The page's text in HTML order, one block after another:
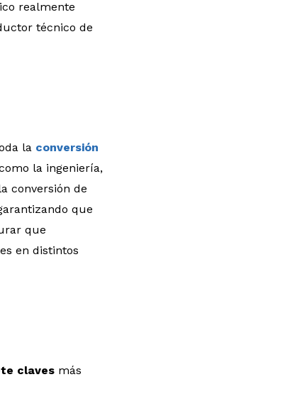
realmente
técnico de
la conversión
la ingeniería,
conversión de
que
que
en distintos
claves más